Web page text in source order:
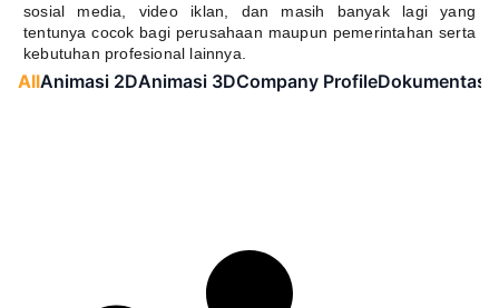
sosial media, video iklan, dan masih banyak lagi yang
tentunya cocok bagi perusahaan maupun pemerintahan serta
kebutuhan profesional lainnya.
Animasi 2DAnimasi 3DCompany ProfileDokumentasi
All